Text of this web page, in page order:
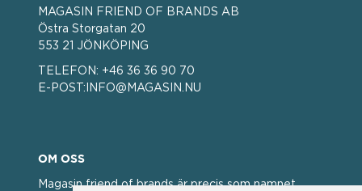
MAGASIN FRIEND OF BRANDS AB
Östra Storgatan 20
553 21 JÖNKÖPING
TELEFON: +46 36 36 90 70
E-POST: INFO@MAGASIN.NU
OM OSS
Magasin friend of brands är precis som namnet